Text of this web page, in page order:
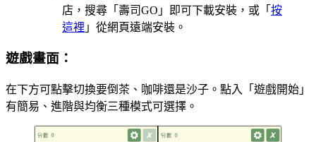
店，搜尋「壽司GO」即可下載安裝，或「 按
這裡 」從網頁遠端安裝。
遊戲畫面：
在下方可點擊切換要倒茶、咖啡還是沙子。點入「遊戲開始」
有簡易、進階與均衡三種模式可選擇。